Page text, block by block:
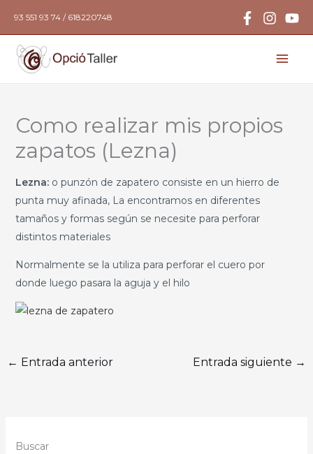
contenido
93 551 93 74 / 618220748
Como realizar mis propios
zapatos (Lezna)
Lezna:o punzón de zapatero consiste en un hierro de
punta muy afinada, La encontramos en diferentes
tamaños y formas según se necesite para perforar
distintos materiales
Normalmente se la utiliza para perforar el cuero por
donde luego pasara la aguja y el hilo
← Entrada anterior Entrada siguiente →
Buscar